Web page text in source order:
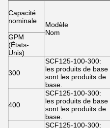
Capacité
nominale
Modèle
Nom
GPM
(États-
Unis)
300
SCF125-100-300:
les produits de base
sont les produits de
base.
400
SCF125-100-300:
les produits de base
sont les produits de
base.
SCF125-100-300: